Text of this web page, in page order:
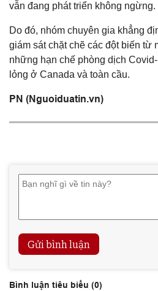
vẫn đang phát triển không ngừng.
Do đó, nhóm chuyên gia khẳng
giám sát chặt chẽ các đột biến từ
những hạn chế phòng dịch
lỏng ở Canada và toàn cầu.
PN (Nguoiduatin.vn)
Gửi bình luận
Bình luận tiêu biểu (0)